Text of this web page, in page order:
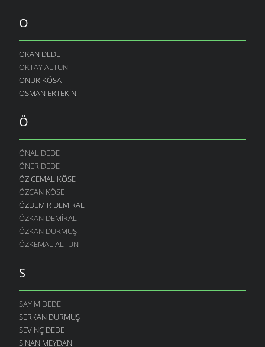
O
OKAN DEDE
OKTAY ALTUN
ONUR KÖSA
OSMAN ERTEKIN
Ö
ÖNAL DEDE
ÖNER DEDE
ÖZ CEMAL KÖSE
ÖZCAN KÖSE
ÖZDEMIR DEMIRAL
ÖZKAN DEMIRAL
ÖZKAN DURMUŞ
ÖZKEMAL ALTUN
S
SAYIM DEDE
SERKAN DURMUŞ
SEVINÇ DEDE
SINAN MEYDAN